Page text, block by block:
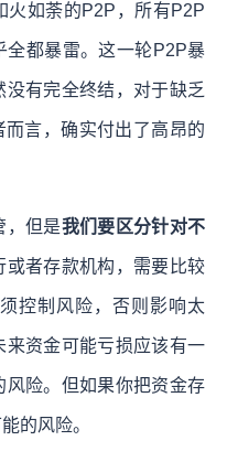
火如荼的P2P，所有P2P
全都暴雷。这一轮P2P暴
有完全终结，对于缺乏
言，确实付出了高昂的
，但是我们要区分针对不
或者存款机构，需要比较
控制风险，否则影响太
来资金可能亏损应该有一
险。但如果你把资金存
的风险。